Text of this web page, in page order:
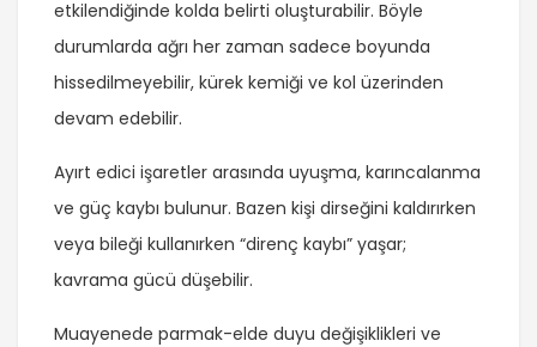
etkilendiğinde kolda belirti oluşturabilir. Böyle
durumlarda ağrı her zaman sadece boyunda
hissedilmeyebilir, kürek kemiği ve kol üzerinden
devam edebilir.
Ayırt edici işaretler arasında uyuşma, karıncalanma
ve güç kaybı bulunur. Bazen kişi dirseğini kaldırırken
veya bileği kullanırken “direnç kaybı” yaşar;
kavrama gücü düşebilir.
Muayenede parmak-elde duyu değişiklikleri ve